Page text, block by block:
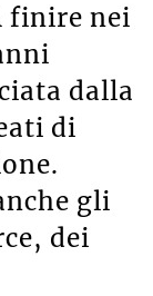
finire nei
dalla
di
gli
dei